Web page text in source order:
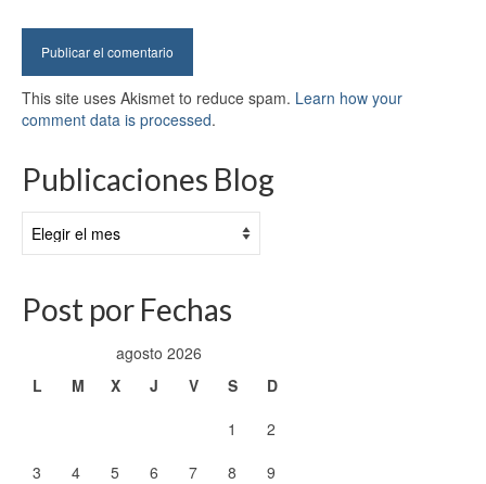
This site uses Akismet to reduce spam. Learn how your
comment data is processed.
Publicaciones Blog
Blog
Post por Fechas
agosto 2026
L
M X J V S
D
1
2
3
4 5 6 7 8
9